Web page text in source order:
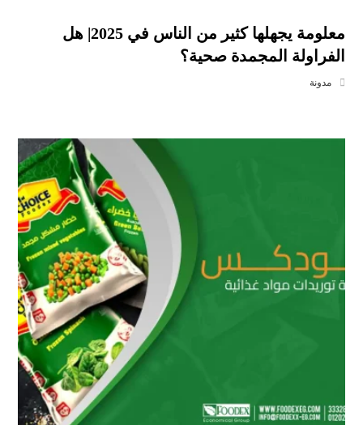
معلومة يجهلها كثير من الناس في 2025| هل
الفراولة المجمدة صحية؟
مدونة